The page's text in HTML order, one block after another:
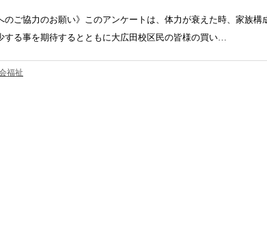
ご協力のお願い》このアンケートは、体力が衰えた時、家族構
する事を期待するとともに大広田校区民の皆様の買い…
福祉